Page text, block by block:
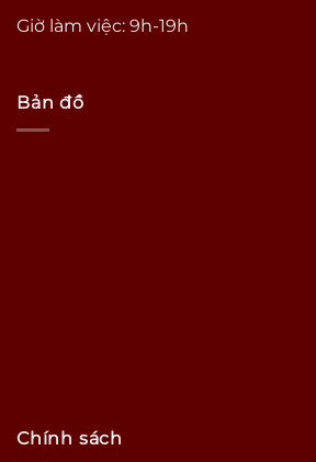
Giờ làm việc: 9h-19h
Bản đồ
Chính sách